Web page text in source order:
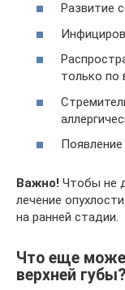
Развитие
только по
Важно! Чтобы не
лечение
на ранней стадии.
Что еще
верхней губы?